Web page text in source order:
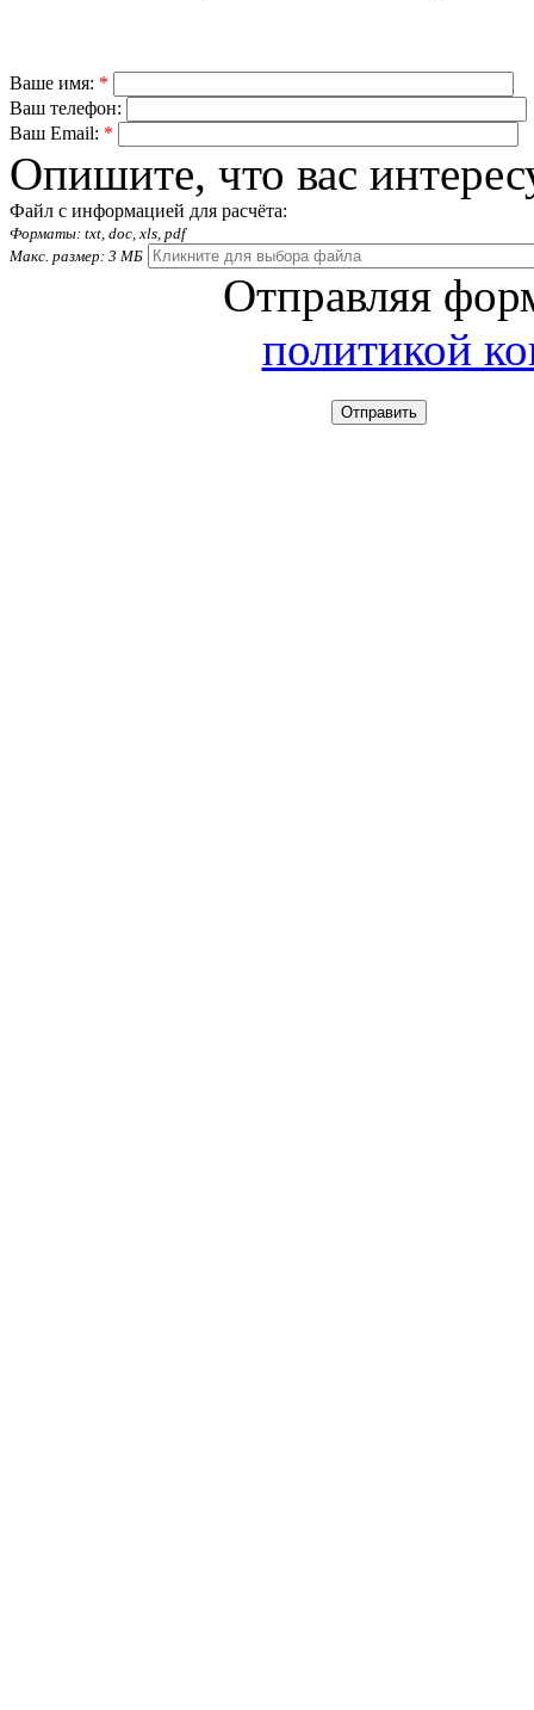
Ваше имя: *
Ваш телефон:
Ваш Email: *
Опишите, что вас
Файл с информацией для расчёта:
Форматы: txt, doc, xls, pdf
Макс. размер: 3 МБ
Отправляя
политикой
Отправить